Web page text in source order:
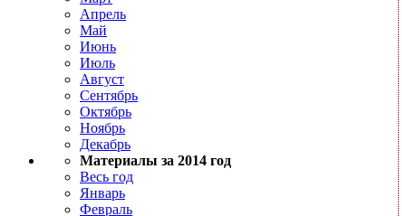
Апрель
Май
Июнь
Июль
Август
Сентябрь
Октябрь
Ноябрь
Декабрь
Материалы за 2014 год
Весь год
Январь
Февраль